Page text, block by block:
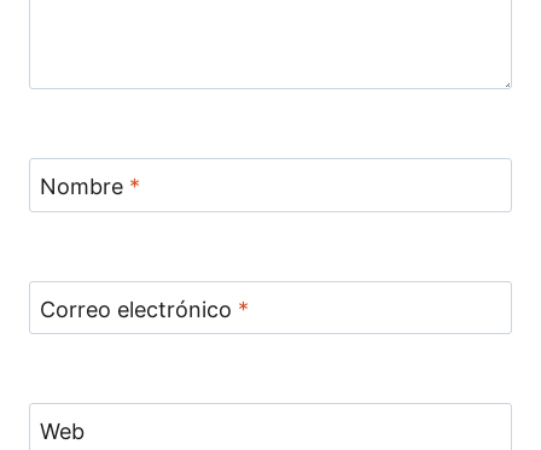
Nombre *
Correo electrónico *
Web